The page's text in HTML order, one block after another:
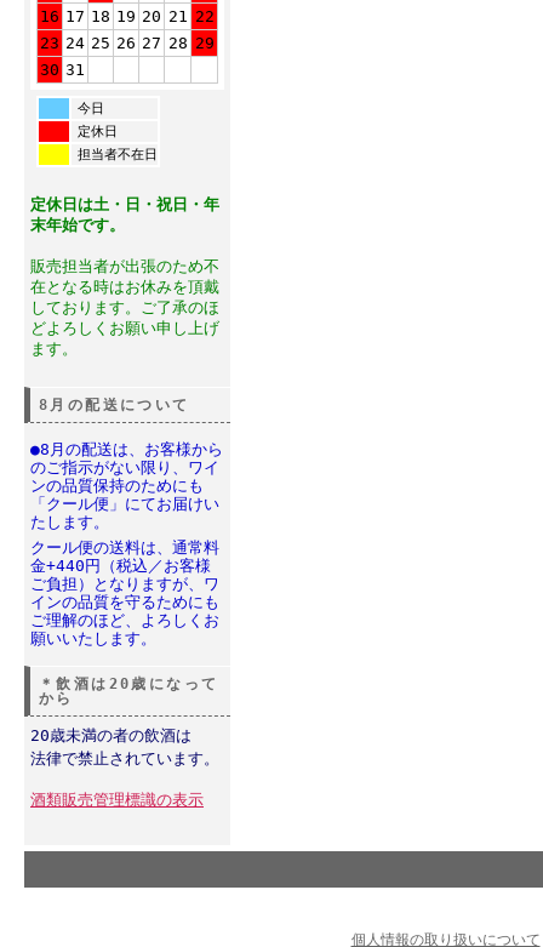
16 17 18 19 20 21 22
23 24 25 26 27 28 29
30 31
今日
定休日
担当者不在日
定休日は土・日・祝日・年
末年始です。
販売担当者が出張のため不
在となる時はお休みを頂戴
しております。ご了承のほ
どよろしくお願い申し上げ
ます。
8月の配送について
●8月の配送は、お客様から
のご指示がない限り、ワイ
ンの品質保持のためにも
「クール便」にてお届けい
たします。
クール便の送料は、通常料
金+440円（税込／お客様
ご負担）となりますが、ワ
インの品質を守るためにも
ご理解のほど、よろしくお
願いいたします。
＊飲酒は20歳になって
から
20歳未満の者の飲酒は
法律で禁止されています。
酒類販売管理標識の表示
個人情報の取り扱いについて